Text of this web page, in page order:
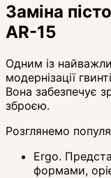
Заміна
AR-15
Одним із
модернізації
Вона забезпечує
зброєю.
Розглянемо
Ergo.
формами,